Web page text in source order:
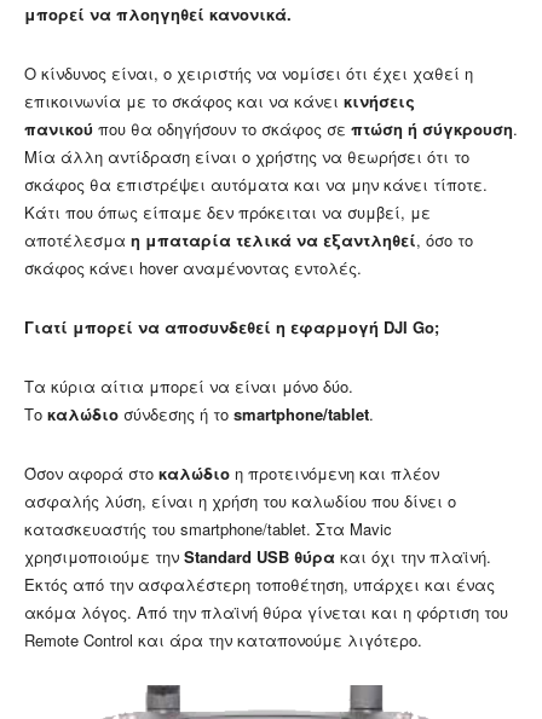
μπορεί να πλοηγηθεί κανονικά.
Ο κίνδυνος είναι, ο χειριστής να νομίσει ότι έχει χαθεί η
επικοινωνία με το σκάφος και να κάνει κινήσεις
πανικού που θα οδηγήσουν το σκάφος σε πτώση ή σύγκρουση.
Μία άλλη αντίδραση είναι ο χρήστης να θεωρήσει ότι το
σκάφος θα επιστρέψει αυτόματα και να μην κάνει τίποτε.
Κάτι που όπως είπαμε δεν πρόκειται να συμβεί, με
αποτέλεσμα η μπαταρία τελικά να εξαντληθεί, όσο το
σκάφος κάνει hover αναμένοντας εντολές.
Γιατί μπορεί να αποσυνδεθεί η εφαρμογή DJI Go;
Τα κύρια αίτια μπορεί να είναι μόνο δύο.
Το καλώδιο σύνδεσης ή το smartphone/tablet.
Όσον αφορά στο καλώδιο η προτεινόμενη και πλέον
ασφαλής λύση, είναι η χρήση του καλωδίου που δίνει ο
κατασκευαστής του smartphone/tablet. Στα Mavic
χρησιμοποιούμε την Standard USB θύρα και όχι την πλαϊνή.
Εκτός από την ασφαλέστερη τοποθέτηση, υπάρχει και ένας
ακόμα λόγος. Από την πλαϊνή θύρα γίνεται και η φόρτιση του
Remote Control και άρα την καταπονούμε λιγότερο.